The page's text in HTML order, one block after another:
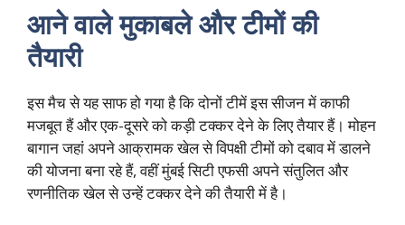
आने वाले मुकाबले और टीमों की
तैयारी
इस मैच से यह साफ हो गया है कि दोनों टीमें इस सीजन में काफी
मजबूत हैं और एक-दूसरे को कड़ी टक्कर देने के लिए तैयार हैं। मोहन
बागान जहां अपने आक्रामक खेल से विपक्षी टीमों को दबाव में डालने
की योजना बना रहे हैं, वहीं मुंबई सिटी एफसी अपने संतुलित और
रणनीतिक खेल से उन्हें टक्कर देने की तैयारी में है।